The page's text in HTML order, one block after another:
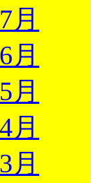
月
月
月
月
月